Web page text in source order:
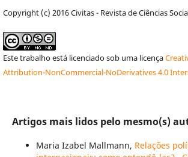
Copyright (c) 2016 Civitas - Revista de Ciências
Este trabalho está licenciado sob uma licença
Attribution-NonCommercial-NoDerivatives 4.0
Artigos mais lidos pelo mesmo(s)
Maria Izabel Mallmann, Relações